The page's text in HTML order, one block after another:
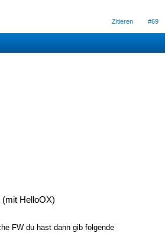
Zitieren #69
HelloOX)
FW du hast dann gib folgende